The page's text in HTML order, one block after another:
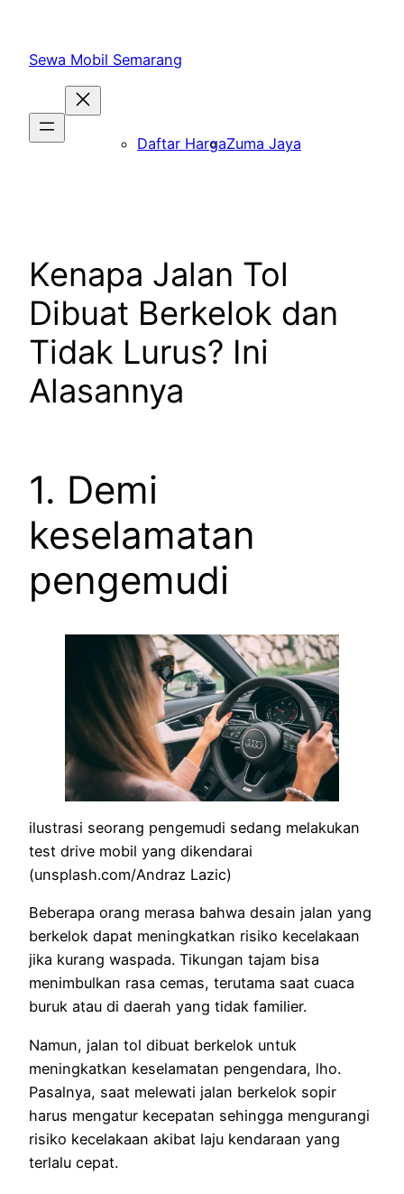
content
Sewa Mobil Semarang
Daftar HargaZuma Jaya
Kenapa Jalan Tol
Dibuat Berkelok dan
Tidak Lurus? Ini
Alasannya
1. Demi
keselamatan
pengemudi
ilustrasi seorang pengemudi sedang melakukan
test drive mobil yang dikendarai
(unsplash.com/Andraz Lazic)
Beberapa orang merasa bahwa desain jalan yang
berkelok dapat meningkatkan risiko kecelakaan
jika kurang waspada. Tikungan tajam bisa
menimbulkan rasa cemas, terutama saat cuaca
buruk atau di daerah yang tidak familier.
Namun, jalan tol dibuat berkelok untuk
meningkatkan keselamatan pengendara, lho.
Pasalnya, saat melewati jalan berkelok sopir
harus mengatur kecepatan sehingga mengurangi
risiko kecelakaan akibat laju kendaraan yang
terlalu cepat.